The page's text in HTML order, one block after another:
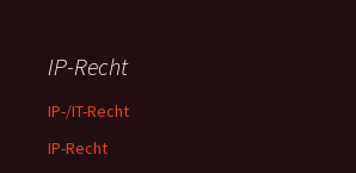
IP-Recht
IP-/IT-Recht
IP-Recht